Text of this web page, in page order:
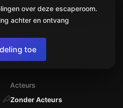
Zonder Acteurs
Acteurs
over deze escaperoom.
achter en ontvang
toe